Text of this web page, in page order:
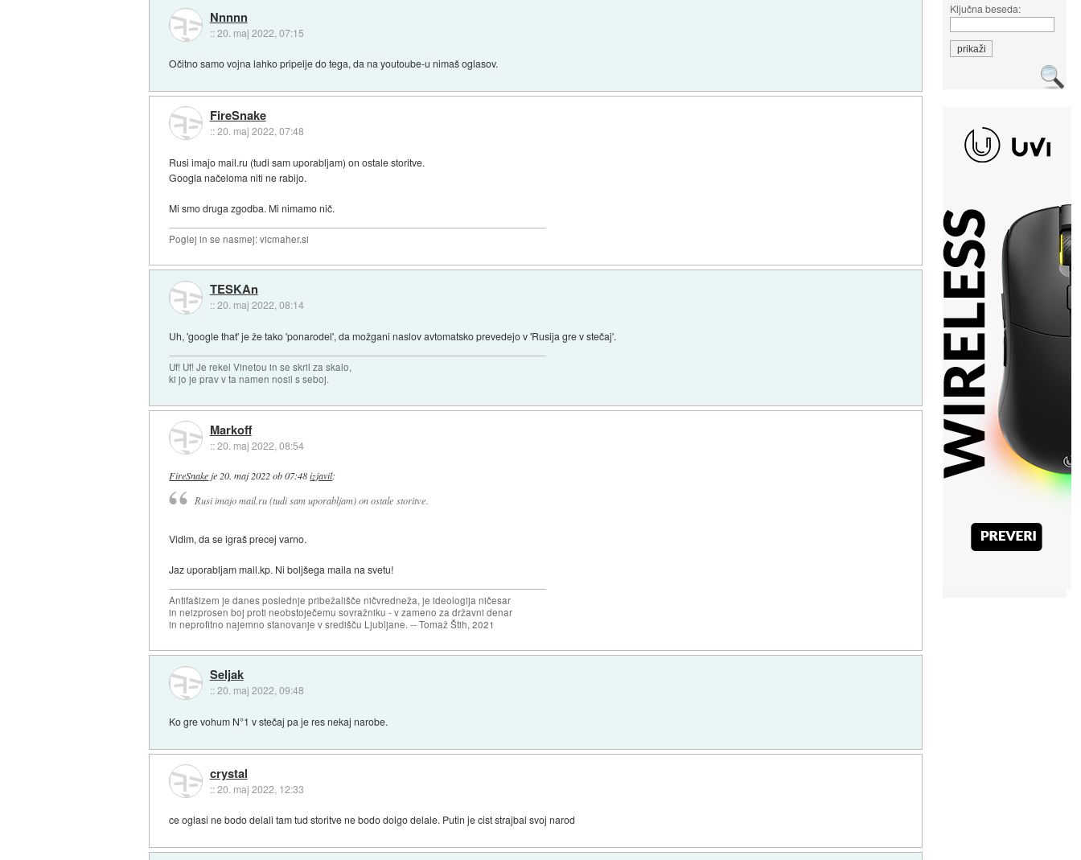
Ključna beseda:
Nnnnn
::20. maj 2022, 07:15
Očitno samo vojna lahko pripelje do tega, da na youtoube-u nimaš oglasov.
FireSnake
::20. maj 2022, 07:48
Rusi imajo mail.ru (tudi sam uporabljam) on ostale storitve.
Googla načeloma niti ne rabijo.
Mi smo druga zgodba. Mi nimamo nič.
Poglej in se nasmej: vicmaher.si
TESKAn
::20. maj 2022, 08:14
Uh, 'google that' je že tako 'ponarodel', da možgani naslov avtomatsko prevedejo v 'Rusija gre v stečaj'.
Uf! Uf! Je rekel Vinetou in se skril za skalo,
ki jo je prav v ta namen nosil s seboj.
Markoff
::20. maj 2022, 08:54
FireSnakeje20. maj 2022 ob 07:48 izjavil:
Rusi imajo mail.ru (tudi sam uporabljam) on ostale storitve.
Vidim, da se igraš precej varno.
Jaz uporabljam mail.kp. Ni boljšega maila na svetu!
Antifašizem je danes poslednje pribežališče ničvredneža, je ideologija ničesar
in neizprosen boj proti neobstoječemu sovražniku - v zameno za državni denar
in neprofitno najemno stanovanje v središču Ljubljane. -- Tomaž Štih, 2021
Seljak
::20. maj 2022, 09:48
Ko gre vohum N°1 v stečaj pa je res nekaj narobe.
crystal
::20. maj 2022, 12:33
ce oglasi ne bodo delali tam tud storitve ne bodo dolgo delale. Putin je cist strajbal svoj narod